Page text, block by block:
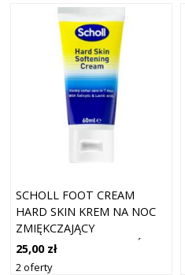
SCHOLL FOOT CREAM
HARD SKIN KREM NA NOC
ZMIĘKCZAJĄCY
ZROGOWACIAŁY NASKÓREK
60 ML
25,00 zł
2 oferty